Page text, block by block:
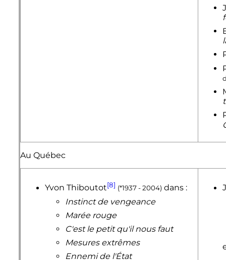
Au Québec
Yvon Thiboutot[8] (*1937 - 2004) dans :
Instinct de vengeance
Marée rouge
C'est le petit qu'il nous faut
Mesures extrêmes
Ennemi de l'État